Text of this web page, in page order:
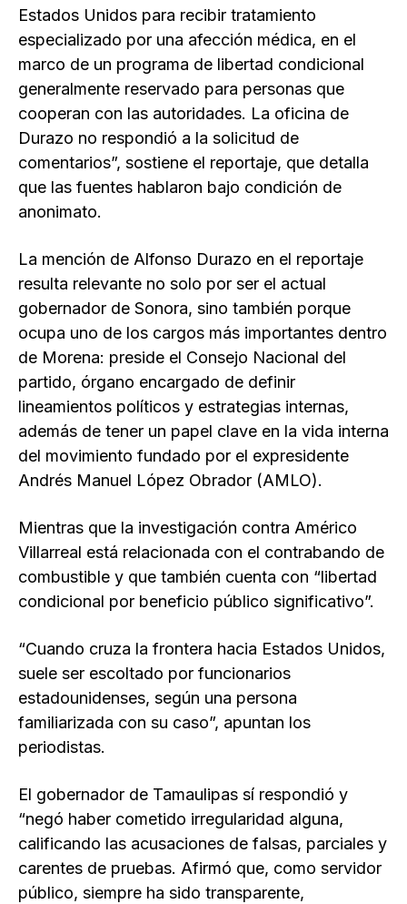
Estados Unidos para recibir tratamiento
especializado por una afección médica, en el
marco de un programa de libertad condicional
generalmente reservado para personas que
cooperan con las autoridades. La oficina de
Durazo no respondió a la solicitud de
comentarios”, sostiene el reportaje, que detalla
que las fuentes hablaron bajo condición de
anonimato.
La mención de Alfonso Durazo en el reportaje
resulta relevante no solo por ser el actual
gobernador de Sonora, sino también porque
ocupa uno de los cargos más importantes dentro
de Morena: preside el Consejo Nacional del
partido, órgano encargado de definir
lineamientos políticos y estrategias internas,
además de tener un papel clave en la vida interna
del movimiento fundado por el expresidente
Andrés Manuel López Obrador (AMLO).
Mientras que la investigación contra Américo
Villarreal está relacionada con el contrabando de
combustible y que también cuenta con “libertad
condicional por beneficio público significativo”.
“Cuando cruza la frontera hacia Estados Unidos,
suele ser escoltado por funcionarios
estadounidenses, según una persona
familiarizada con su caso”, apuntan los
periodistas.
El gobernador de Tamaulipas sí respondió y
“negó haber cometido irregularidad alguna,
calificando las acusaciones de falsas, parciales y
carentes de pruebas. Afirmó que, como servidor
público, siempre ha sido transparente,